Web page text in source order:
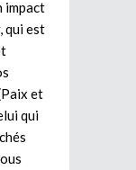
impact
qui est
et
qui